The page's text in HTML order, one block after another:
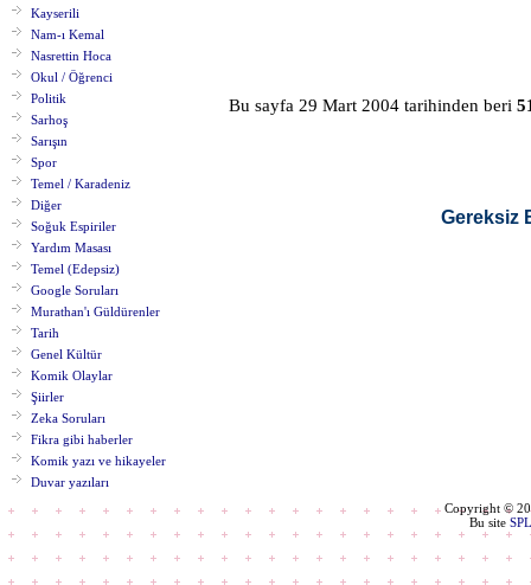
Kayserili
Nam-ı Kemal
Nasrettin Hoca
Okul / Öğrenci
Politik
Sarhoş
Sarışın
Spor
Temel / Karadeniz
Diğer
Soğuk Espiriler
Yardım Masası
Temel (Edepsiz)
Google Soruları
Murathan'ı Güldürenler
Tarih
Genel Kültür
Komik Olaylar
Şiirler
Zeka Soruları
Fikra gibi haberler
Komik yazı ve hikayeler
Duvar yazıları
Bu sayfa 29 Mart 2004 tarihinden beri
Gereksiz
Copyright ©
Bu site SPL